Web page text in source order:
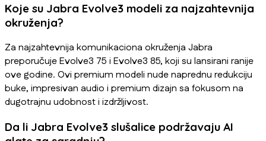
Koje su Jabra Evolve3 modeli za najzahtevnija
okruženja?
Za najzahtevnija komunikaciona okruženja Jabra
preporučuje Evolve3 75 i Evolve3 85, koji su lansirani ranije
ove godine. Ovi premium modeli nude naprednu redukciju
buke, impresivan audio i premium dizajn sa fokusom na
dugotrajnu udobnost i izdržljivost.
Da li Jabra Evolve3 slušalice podržavaju AI